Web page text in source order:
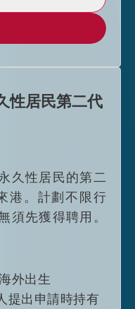
准來港人士，逗
延期逗留的五
古巴及朝鮮的國
性居民第二代
久性居民的第二
港。計劃不限行
須先獲得聘用。
外出生
提出申請時持有